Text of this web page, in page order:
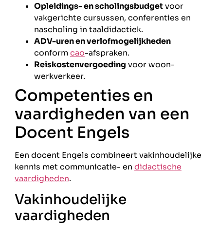
Opleidings- en scholingsbudgetvoor
vakgerichte cursussen, conferenties en
nascholing in taaldidactiek.
ADV-uren en verlofmogelijkheden
conformcao-afspraken.
Reiskostenvergoeding voor woon-
werkverkeer.
Competenties en
vaardigheden van een
Docent Engels
Een docent Engels combineert vakinhoudelijke
kennis met communicatie- en didactische
vaardigheden.
Vakinhoudelijke
vaardigheden